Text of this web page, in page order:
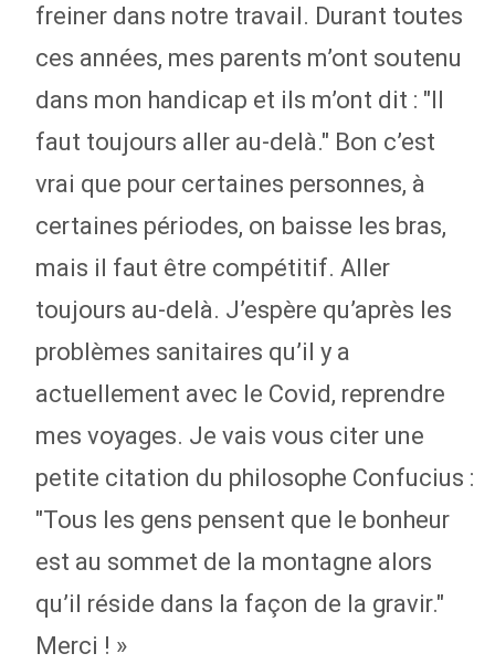
freiner dans notre travail. Durant toutes
ces années, mes parents m’ont soutenu
dans mon handicap et ils m’ont dit : "Il
faut toujours aller au-delà." Bon c’est
vrai que pour certaines personnes, à
certaines périodes, on baisse les bras,
mais il faut être compétitif. Aller
toujours au-delà. J’espère qu’après les
problèmes sanitaires qu’il y a
actuellement avec le Covid, reprendre
mes voyages. Je vais vous citer une
petite citation du philosophe Confucius :
"Tous les gens pensent que le bonheur
est au sommet de la montagne alors
qu’il réside dans la façon de la gravir."
Merci ! »